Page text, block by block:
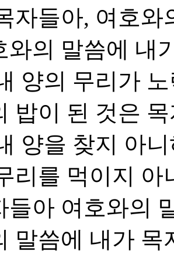
자들아, 여호
와의 말씀에 내
양의 무리가
밥이 된 것은
양을 찾지 아
리를 먹이지 아
들아 여호와의
말씀에 내가 목